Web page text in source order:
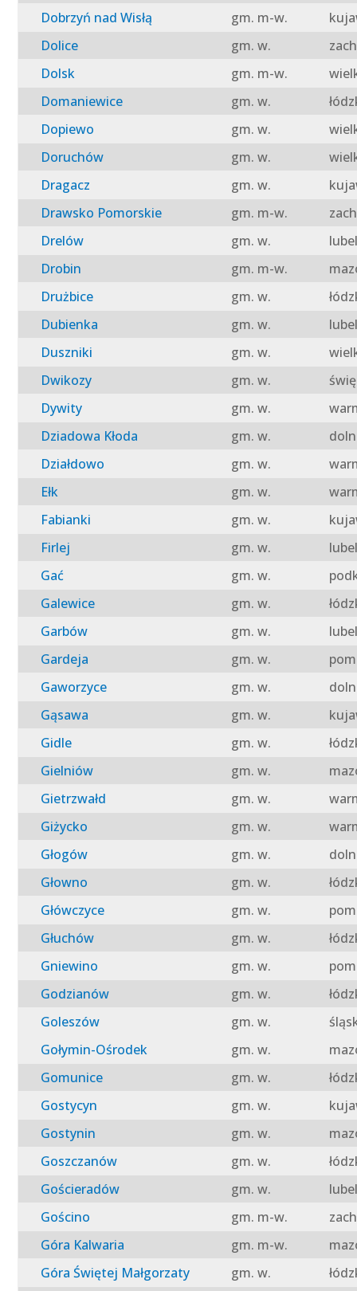
Dobrzyń nad Wisłą
gm. m-w.
Dolice
gm. w.
Dolsk
gm. m-w.
Domaniewice
gm. w.
Dopiewo
gm. w.
Doruchów
gm. w.
Dragacz
gm. w.
Drawsko Pomorskie
gm. m-w.
Drelów
gm. w.
Drobin
gm. m-w.
Drużbice
gm. w.
Dubienka
gm. w.
Duszniki
gm. w.
Dwikozy
gm. w.
Dywity
gm. w.
Dziadowa Kłoda
gm. w.
Działdowo
gm. w.
Ełk
gm. w.
Fabianki
gm. w.
Firlej
gm. w.
Gać
gm. w.
Galewice
gm. w.
Garbów
gm. w.
Gardeja
gm. w.
Gaworzyce
gm. w.
Gąsawa
gm. w.
Gidle
gm. w.
Gielniów
gm. w.
Gietrzwałd
gm. w.
Giżycko
gm. w.
Głogów
gm. w.
Głowno
gm. w.
Główczyce
gm. w.
Głuchów
gm. w.
Gniewino
gm. w.
Godzianów
gm. w.
Goleszów
gm. w.
Gołymin-Ośrodek
gm. w.
Gomunice
gm. w.
Gostycyn
gm. w.
Gostynin
gm. w.
Goszczanów
gm. w.
Gościeradów
gm. w.
Gościno
gm. m-w.
Góra Kalwaria
gm. m-w.
Góra Świętej Małgorzaty
gm. w.